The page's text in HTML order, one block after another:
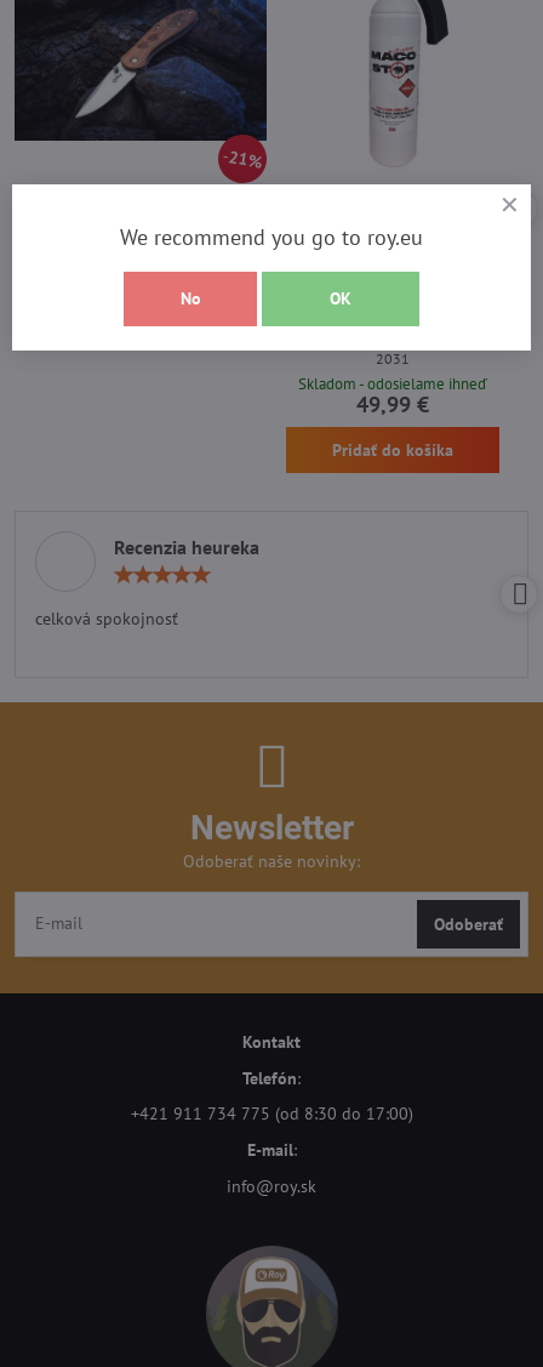
21%
Záruka 2 roky
14,90 €
Najsilnejší sprej na medvede
MACO STOP Extreme 300ml
Najpredávanejší a najúčinnejší
2031
Skladom - odosielame ihneď
49,99 €
Pridať do košíka
Recenzia heureka
celková spokojnosť
Newsletter
Odoberať naše novinky:
Odoberať
Kontakt
Telefón:
+421 911 734 775 (od 8:30 do 17:00)
E-mail:
info@roy.sk
We recommend you go to roy.eu
No OK